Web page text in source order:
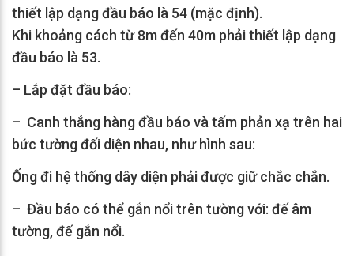
thiết lập dạng đầu báo là 54 (mặc định).
Khi khoảng cách từ 8m đến 40m phải thiết lập dạng
đầu báo là 53.
– Lắp đặt đầu báo:
– Canh thẳng hàng đầu báo và tấm phản xạ trên hai
bức tường đối diện nhau, như hình sau:
Ống đi hệ thống dây diện phải được giữ chắc chắn.
– Đầu báo có thể gắn nổi trên tường với: đế âm
tường, đế gắn nổi.